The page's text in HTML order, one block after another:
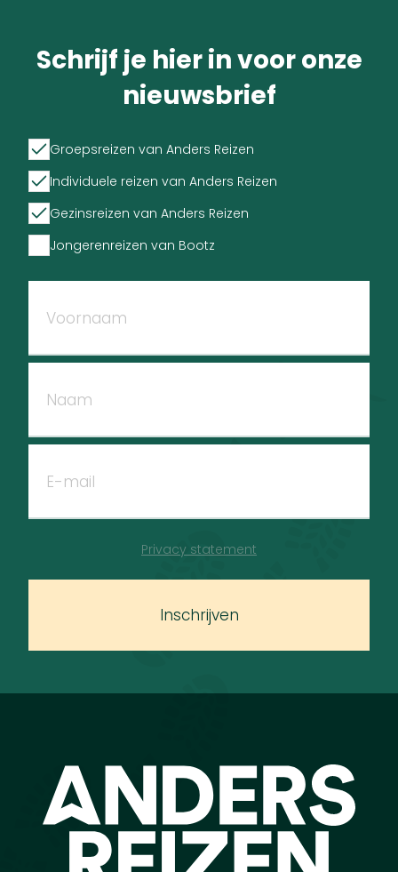
Schrijf je hier in voor onze
nieuwsbrief
Groepsreizen van Anders Reizen
Individuele reizen van Anders Reizen
Gezinsreizen van Anders Reizen
Jongerenreizen van Bootz
Inschrijven
Privacy statement